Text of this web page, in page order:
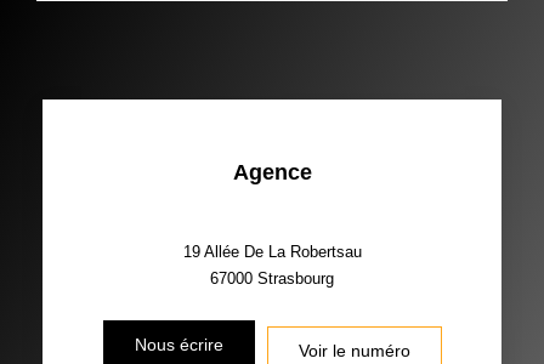
Agence
19 Allée De La Robertsau
67000 Strasbourg
Nous écrire Voir le numéro